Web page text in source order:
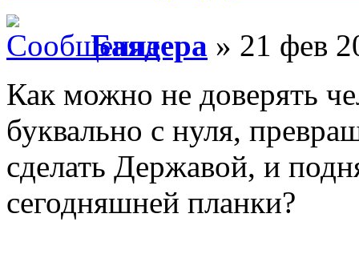
Баядера » 21 фев
Как можно не доверять
буквально с нуля,
сделать Державой, и
сегодняшней планки?